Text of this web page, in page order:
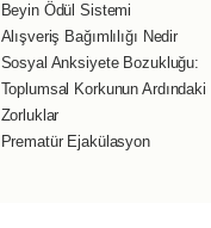
Beyin Ödül Sistemi
Alışveriş Bağımlılığı Nedir
Sosyal Anksiyete Bozukluğu:
Toplumsal Korkunun Ardındaki
Zorluklar
Prematür Ejakülasyon